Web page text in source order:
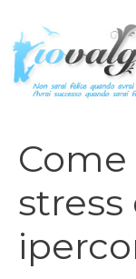
contenuto
stress